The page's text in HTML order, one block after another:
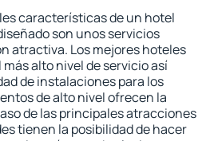
características de un hotel
son unos servicios
atractiva. Los mejores hoteles
alto nivel de servicio así
de instalaciones para los
de alto nivel ofrecen la
de las principales atracciones
tienen la posibilidad de hacer